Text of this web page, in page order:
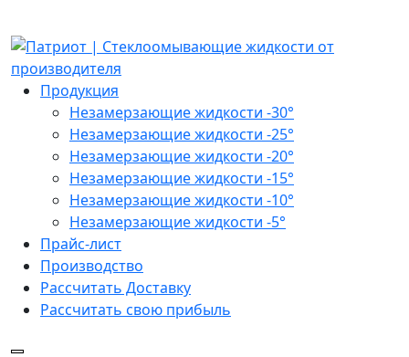
Продукция
Незамерзающие жидкости -30°
Незамерзающие жидкости -25°
Незамерзающие жидкости -20°
Незамерзающие жидкости -15°
Незамерзающие жидкости -10°
Незамерзающие жидкости -5°
Прайс-лист
Производство
Рассчитать Доставку
Рассчитать свою прибыль